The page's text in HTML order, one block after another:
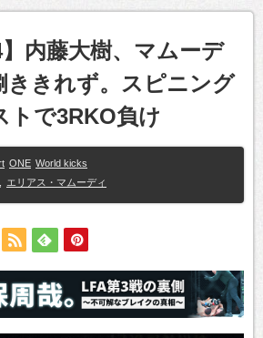
】内藤大樹、マムーデ
ききれず。スピニング
トで3RKO負け
ONE World kicks
エリアス・マムーディ